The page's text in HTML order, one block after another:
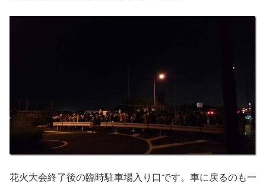
花火大会終了後の臨時駐車場入り口です。車に戻るのも一